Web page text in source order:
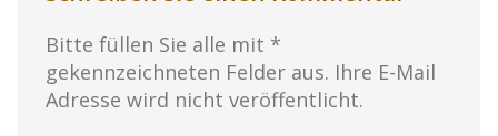
Bitte füllen Sie alle mit *
gekennzeichneten Felder aus. Ihre E-Mail
Adresse wird nicht veröffentlicht.